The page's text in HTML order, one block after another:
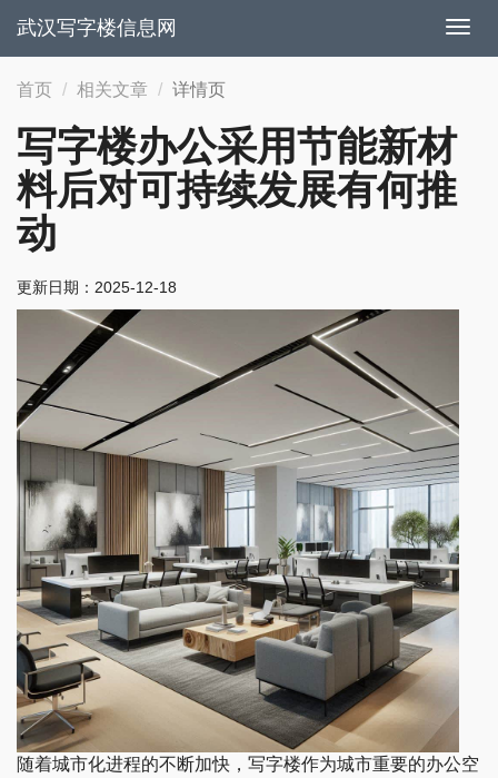
切
换
武汉写字楼信息网
首页 相关文章 详情页
写字楼办公采用节能新材
料后对可持续发展有何推
动
更新日期： 2025-12-18
随着城市化进程的不断加快，写字楼作为城市重要的办公空